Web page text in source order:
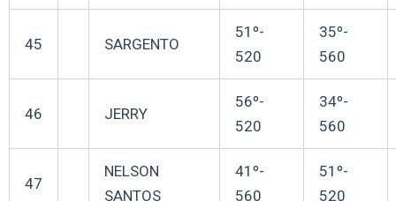
45 SARGENTO
51º-
520
35º-
560
46 JERRY
56º-
520
34º-
560
47
NELSON
SANTOS
41º-
560
51º-
520